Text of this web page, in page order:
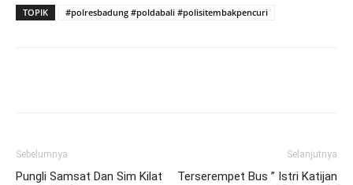
TOPIK #polresbadung #poldabali #polisitembakpencuri
Sebelumnya
Pungli Samsat Dan Sim Kilat
Selanjutnya
Terserempet Bus ” Istri Katijan